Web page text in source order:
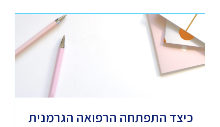
כיצד התפתחה הרפואה הגרמנית